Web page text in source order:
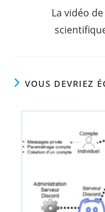
La vidéo
VOUS DEVRIEZ